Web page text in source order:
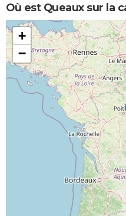
Où est Queaux sur la
+
−